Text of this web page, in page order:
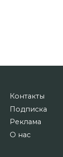
Контакты
Подписка
Реклама
О нас